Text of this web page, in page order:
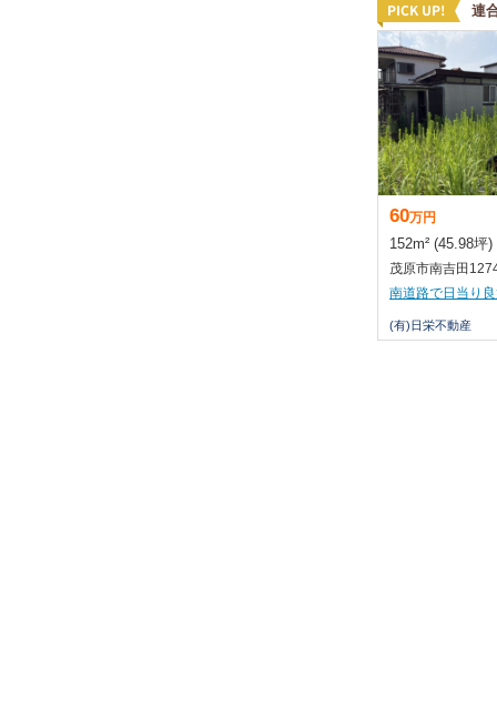
連
60万円
152m² (45.98坪)
茂原市南吉田
(有)日栄不動産